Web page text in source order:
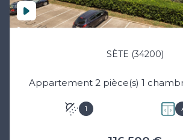
SÈTE (34200)
1